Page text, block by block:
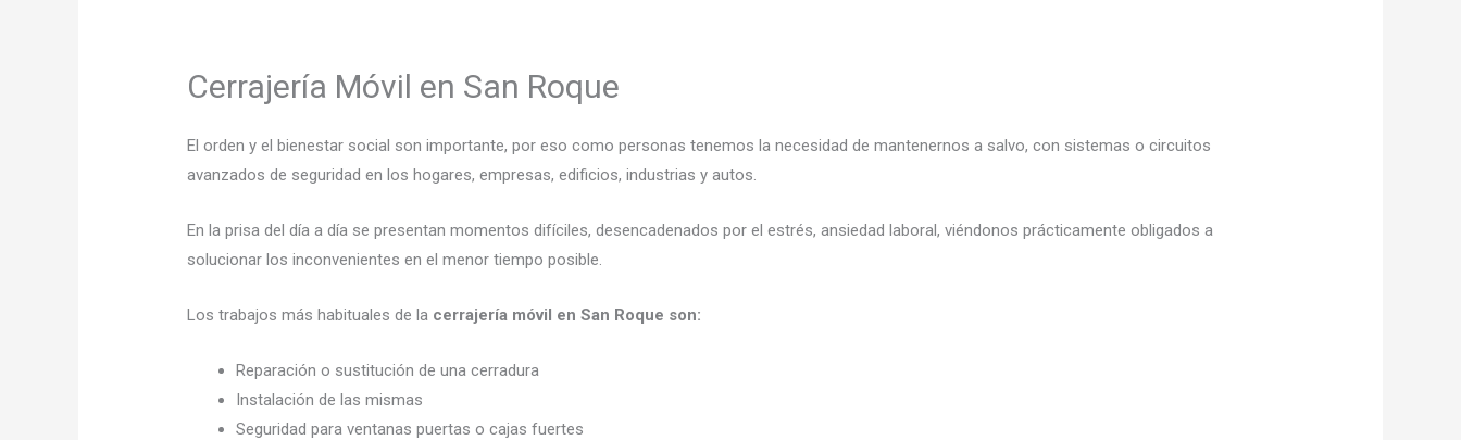
Cerrajería Móvil en San Roque
El orden y el bienestar social son importante, por eso como personas tenemos la necesidad de mantenernos a salvo, con sistemas o circuitos
avanzados de seguridad en los hogares, empresas, edificios, industrias y autos.
En la prisa del día a día se presentan momentos difíciles, desencadenados por el estrés, ansiedad laboral, viéndonos prácticamente obligados a
solucionar los inconvenientes en el menor tiempo posible.
Los trabajos más habituales de la cerrajería móvil en San Roque son:
Reparación o sustitución de una cerradura
Instalación de las mismas
Seguridad para ventanas puertas o cajas fuertes